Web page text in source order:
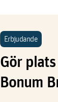
Erbjudande
Gör
Bonum